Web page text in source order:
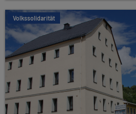
Volkssolidarität